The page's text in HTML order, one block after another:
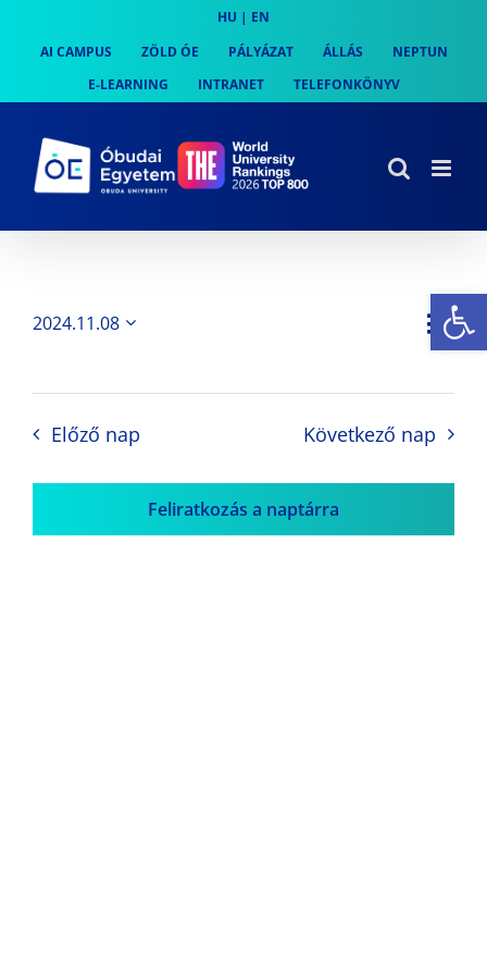
content
HU | EN
AI CAMPUS
ZÖLD ÓE PÁLYÁZAT ÁLLÁS
NEPTUN
E-LEARNING
INTRANET TELEFONKÖNYV
Nap
2024.11.08
Előző nap Következő nap
Feliratkozás a naptárra